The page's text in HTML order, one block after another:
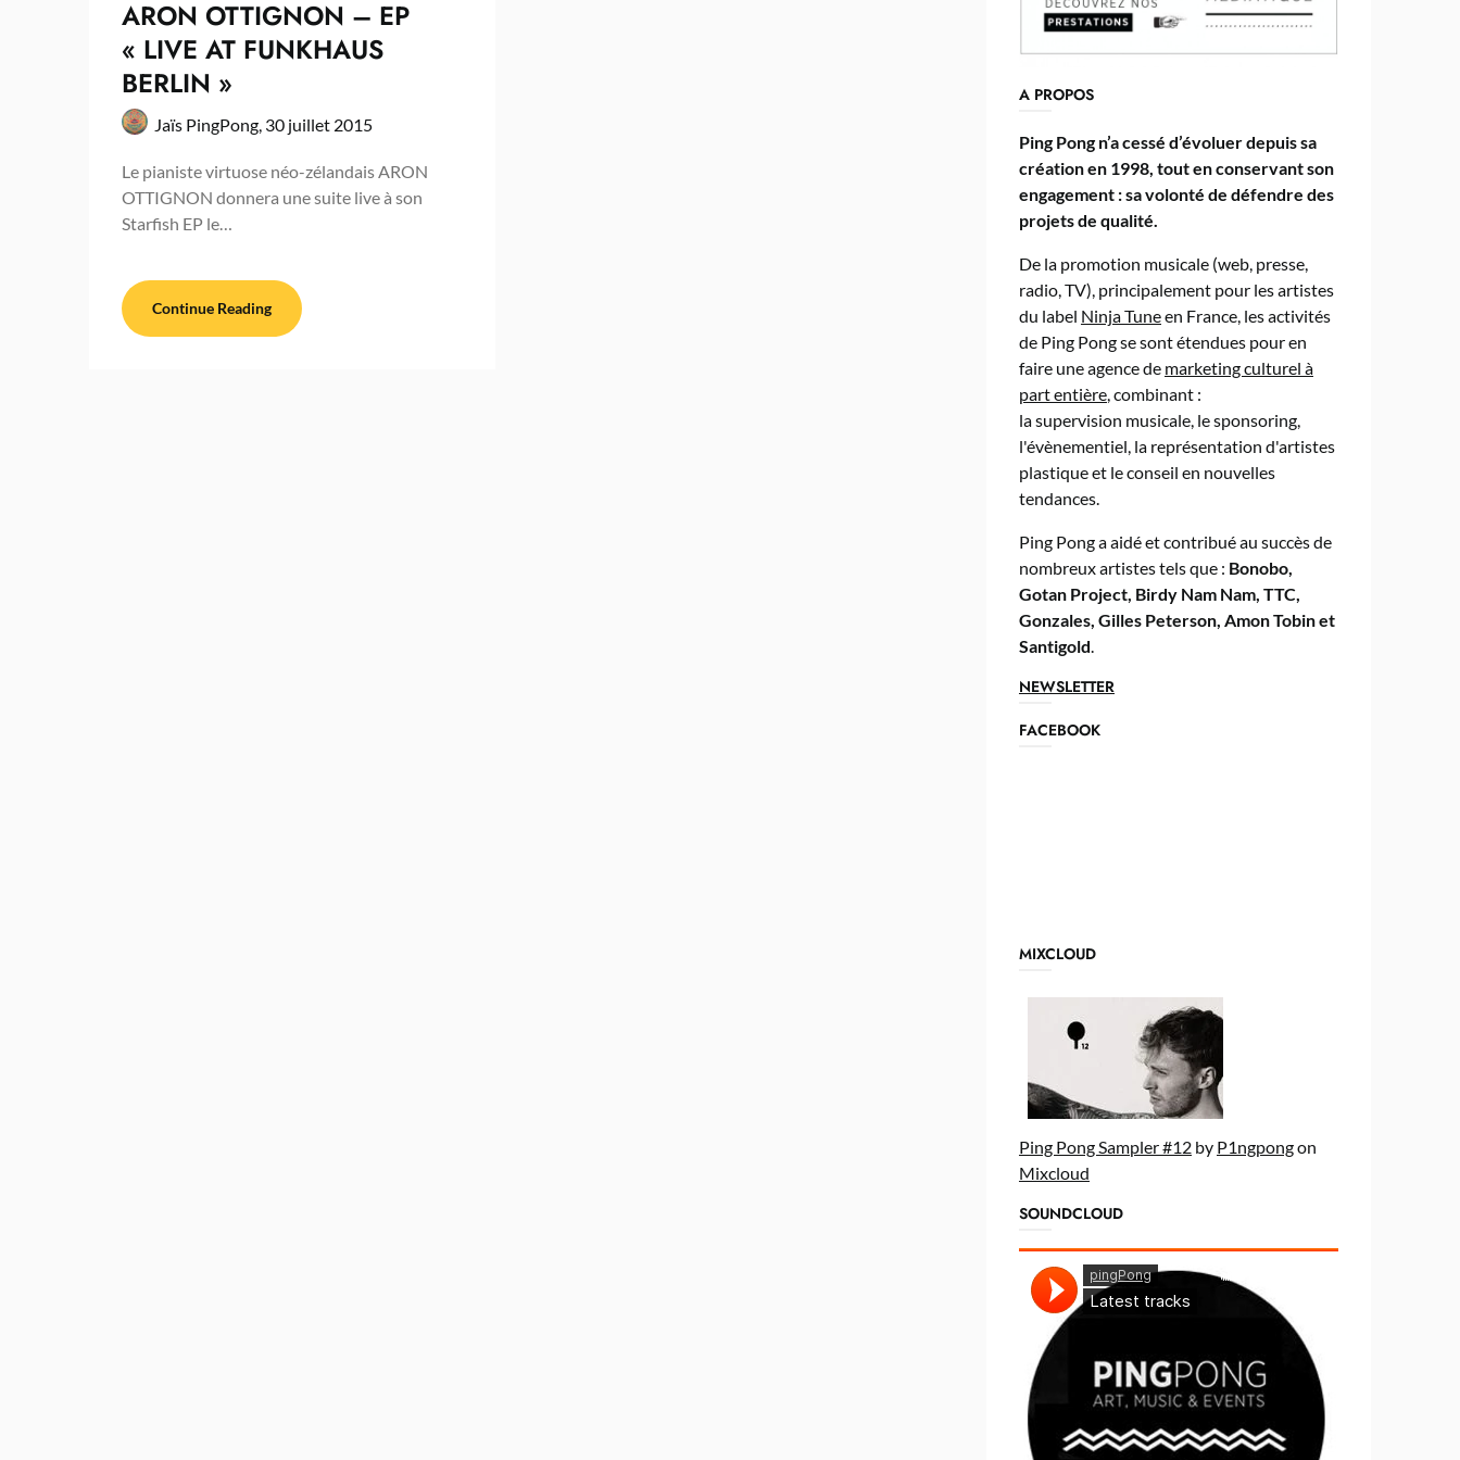
ARON OTTIGNON – EP
« LIVE AT FUNKHAUS
BERLIN »
Jaïs PingPong, 30 juillet 2015
Le pianiste virtuose néo-zélandais ARON
OTTIGNON donnera une suite live à son
Starfish EP le…
Continue Reading
A PROPOS
Ping Pong n’a cessé d’évoluer depuis sa
création en 1998, tout en conservant son
engagement : sa volonté de défendre des
projets de qualité.
De la promotion musicale (web, presse,
radio, TV), principalement pour les artistes
du label Ninja Tuneen France, les activités
de Ping Pong se sont étendues pour en
faire une agence de marketing culturel à
part entière, combinant :
la supervision musicale, le sponsoring,
l'évènementiel, la représentation d'artistes
plastique et le conseil en nouvelles
tendances.
Ping Pong a aidé et contribué au succès de
nombreux artistes tels que : Bonobo,
Gotan Project, Birdy Nam Nam, TTC,
Gonzales, Gilles Peterson, Amon Tobin et
Santigold.
NEWSLETTER
FACEBOOK
MIXCLOUD
Ping Pong Sampler #12by P1ngpongon
Mixcloud
SOUNDCLOUD